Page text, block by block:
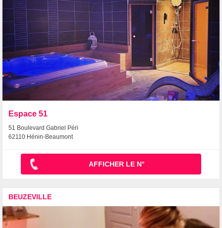
Espace 51
51 Boulevard Gabriel Péri
62110 Hénin-Beaumont
AFFICHER LE N°
BEUZEVILLE